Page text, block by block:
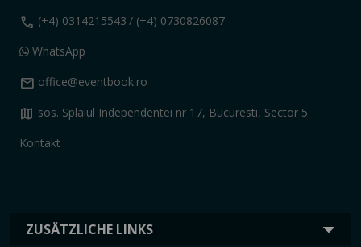
ZUSÄTZLICHE LINKS
call (+4) 0314215543 / (+4) 0730826087
WhatsApp
mail office@eventbook.ro
map sos. Splaiul Independentei nr 17, Bucuresti, Sector 5
Kontakt